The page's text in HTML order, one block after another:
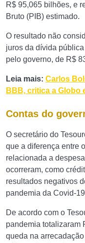
R$ 95,065 bilhões, e
Bruto (PIB) estimado.
O resultado não
juros da dívida
pelo governo, de R$
Leia mais: Carlos
BBB, critica a Globo
Contas do
O secretário do
que a diferença entre
relacionada a
ocorreram, como
resultados negativos
pandemia da Covid-
De acordo com o
pandemia totalizaram
queda na